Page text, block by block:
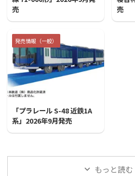
売
売
発売情報（一般）
「プラレール S-48 近鉄1A
系」2026年9月発売
もっと読む